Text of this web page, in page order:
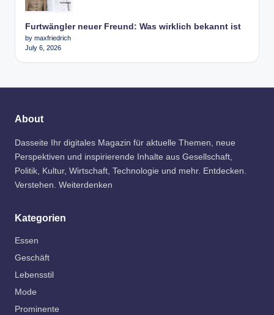
Furtwängler neuer Freund: Was wirklich bekannt ist
by maxfriedrich
July 6, 2026
About
Dasseite Ihr digitales Magazin für aktuelle Themen, neue
Perspektiven und inspirierende Inhalte aus Gesellschaft,
Politik, Kultur, Wirtschaft, Technologie und mehr. Entdecken.
Verstehen. Weiterdenken
Kategorien
Essen
Geschäft
Lebensstil
Mode
Prominente